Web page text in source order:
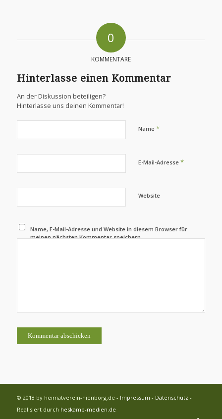
0
KOMMENTARE
Hinterlasse einen Kommentar
An der Diskussion beteiligen?
Hinterlasse uns deinen Kommentar!
Name *
E-Mail-Adresse *
Website
Name, E-Mail-Adresse und Website in diesem Browser für
meinen nächsten Kommentar speichern.
© 2018 by heimatverein-nienborg.de - Impressum - Datenschutz -
Realisiert durch heskamp-medien.de